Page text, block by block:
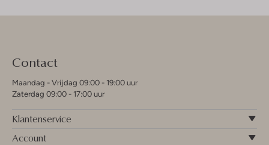
Contact
Maandag - Vrijdag 09:00 - 19:00 uur
Zaterdag 09:00 - 17:00 uur
Klantenservice
Account